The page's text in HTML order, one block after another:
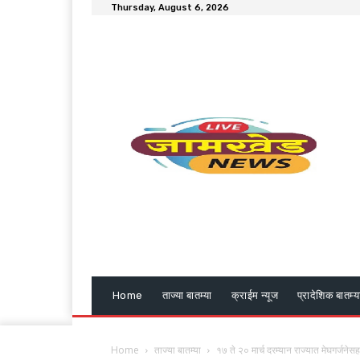
Thursday, August 6, 2026
Home ताज्या बातम्या क्राईम न्यूज प्रादेशिक
Home ताज्या बातम्या १७ ते २० मार्च दरम्यान राज्यात